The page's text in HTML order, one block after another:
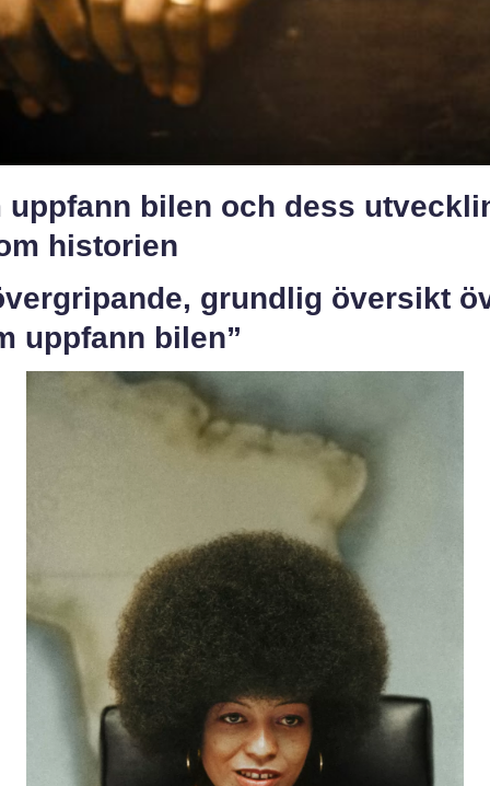
uppfann bilen och dess
historien
grundlig översikt
uppfann bilen”